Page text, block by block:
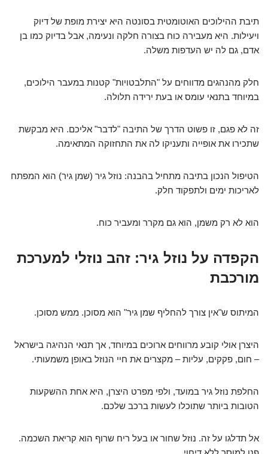
תיבת ההילוכים האוטומטית בסונטה היא יצירת מופת של דיוק
ויעילות. היא מעבירה כוח בצורה חלקה ונעימה, אבל בדיוק כמו בן
אדם, גם לה יש העדפות משלה.
חלק מהנהגים מדווחים על "התלבטויות" קטנות במעבר הילוכים,
במיוחד בתנאי עומס או בעת ירידה תלולה.
זה לא פגם, זו פשוט הדרך של התיבה "לדבר" אליכם. היא מבקשת
שתכירו את אופייה ותעניקו לה את התחזוקה המתאימה.
הטיפול הנכון בתיבה מתחיל בהבנה: נוזל גיר (שמן גיר) הוא המפתח
לאריכות ימים ולתפקוד חלק.
הוא לא רק משמן, הוא גם מקרר ומעביר כוח.
הקפדה על נוזל גיר: זהב נוזלי למערכת
מורכבת
המיתוס ש"אין צורך להחליף שמן גיר" הוא מסוכן. ממש מסוכן.
היצרן אולי קובע מרווחים ארוכים במיוחד, אך תנאי הנהיגה בישראל
– חום, פקקים, עליות – מקצרים את חיי הנוזל באופן משמעותי.
החלפת נוזל גיר במועד, ולפי מפרט היצרן, היא אחת ההשקעות
הטובות ביותר שתוכלו לעשות ברכב שלכם.
אל תדלגו על זה. נוזל שחור או בעל ריח שרוף הוא קריאת השכמה.